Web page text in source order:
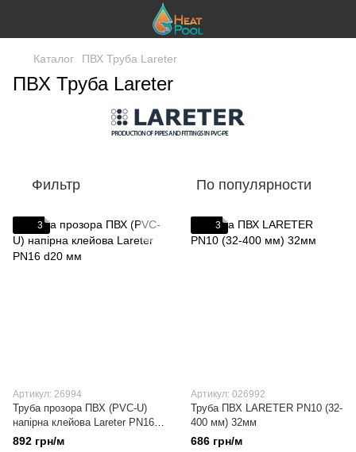
Каталог ПВХ Труба Lareter
ПВХ Труба Lareter
Фильтр По популярности
3
Артикул: 26994
Труба прозора ПВХ (PVC-U)
напірна клейова Lareter PN16
d20 мм
892 грн/м
3
Артикул: 026992
Труба ПВХ LARETER PN10 (32-
400 мм) 32мм
686 грн/м